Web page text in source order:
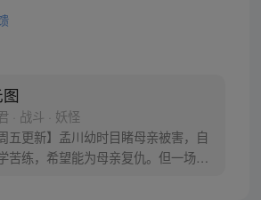
· 战斗 · 妖怪
周五更新】孟川幼时目睹母亲被害，自
苦练，希望能为母亲复仇。但一场退